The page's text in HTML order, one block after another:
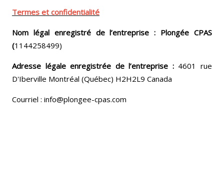
Termes et confidentialité
Nom légal enregistré de l’entreprise : Plongée CPAS
(1144258499)
Adresse légale enregistrée de l’entreprise :4601 rue
D'Iberville Montréal (Québec) H2H2L9 Canada
Courriel : info@plongee-cpas.com